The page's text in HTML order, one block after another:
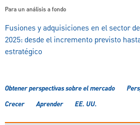
Para un análisis a fondo
Fusiones y adquisiciones en el sector
2025: desde el incremento previsto
estratégico
Obtener perspectivas sobre el mercado
Crecer
Aprender EE. UU.